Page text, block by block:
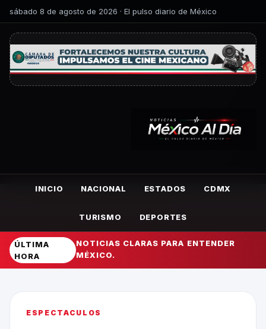
sábado 8 de agosto de 2026 · El pulso diario de México
INICIO NACIONAL ESTADOS CDMX
TURISMO DEPORTES
ÚLTIMA
HORA
NOTICIAS CLARAS PARA ENTENDER
MÉXICO.
ESPECTACULOS